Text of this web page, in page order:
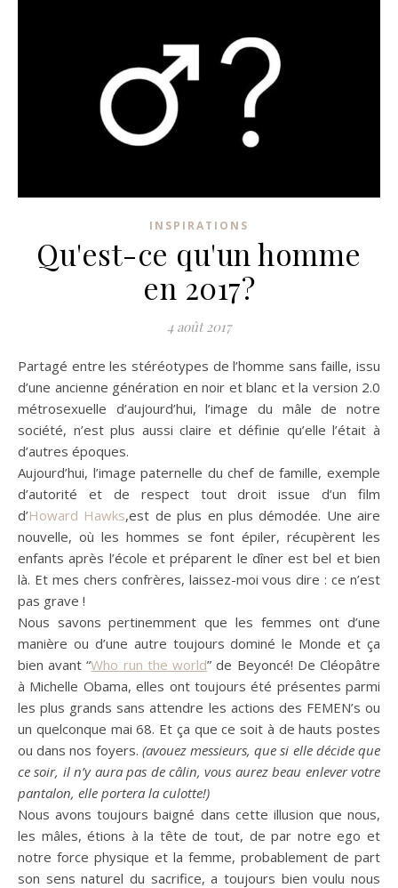
INSPIRATIONS
Qu'est-ce qu'un homme
en 2017?
4 août 2017
Partagé entre les stéréotypes de l’homme sans faille, issu
d’une ancienne génération en noir et blanc et la version 2.0
métrosexuelle d’aujourd’hui, l’image du mâle de notre
société, n’est plus aussi claire et définie qu’elle l’était à
d’autres époques.
Aujourd’hui, l’image paternelle du chef de famille, exemple
d’autorité et de respect tout droit issue d’un film
d’Howard Hawks,est de plus en plus démodée. Une aire
nouvelle, où les hommes se font épiler, récupèrentles
enfants après l’école etpréparent le dîner est bel et bien
là. Et mes chers confrères, laissez-moi vous dire : ce n’est
pas grave !
Nous savons pertinemment que les femmes ont d’une
manière ou d’une autre toujours dominé le Monde et ça
bien avant“Who run the world” de Beyoncé! De Cléopâtre
à Michelle Obama, elles ont toujours été présentes parmi
les plus grands sans attendre les actions des FEMEN’s ou
un quelconque mai 68. Et ça que ce soit à de hauts postes
ou dans nos foyers. (avouez messieurs, que si elle décide que
ce soir, il n’y aura pas de câlin, vous aurez beau enlever votre
pantalon, elle portera la culotte!)
Nous avons toujours baigné dans cette illusion que nous,
les mâles, étions à la tête de tout, de par notre ego et
notre force physique et la femme, probablement de part
son sens naturel du sacrifice, a toujours bien voulu nous